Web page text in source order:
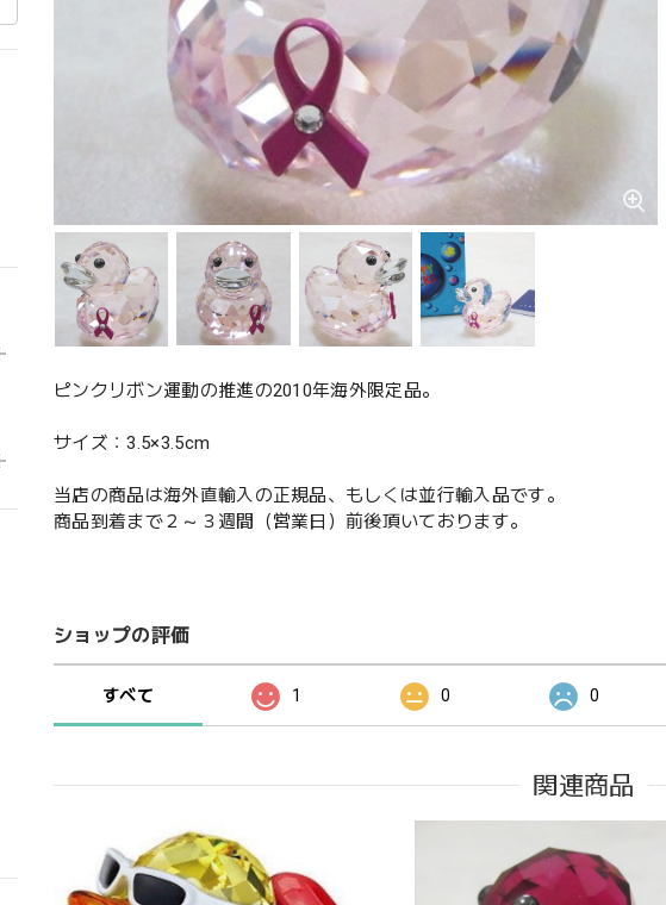
ピンクリボン運動の推進の2010年海外限定品。
サイズ：3.5×3.5cm
当店の商品は海外直輸入の正規品、もしくは並行輸入品です。
商品到着まで２～３週間（営業日）前後頂いております。
ショップの評価
すべて 1 0 0
関連商品